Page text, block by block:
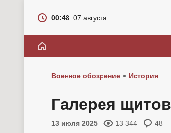
00:48 07 августа
Военное обозрение История
Галерея щитов
13 июля 2025 13 344 48